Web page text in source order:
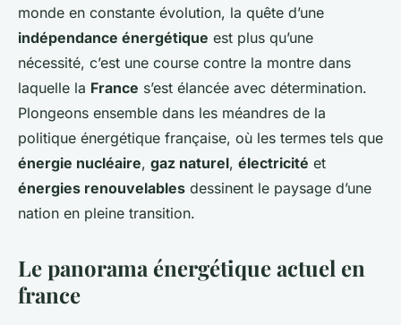
monde en constante évolution, la quête d’une
indépendance énergétique est plus qu’une
nécessité, c’est une course contre la montre dans
laquelle la France s’est élancée avec détermination.
Plongeons ensemble dans les méandres de la
politique énergétique française, où les termes tels que
énergie nucléaire, gaz naturel, électricité et
énergies renouvelables dessinent le paysage d’une
nation en pleine transition.
Le panorama énergétique actuel en
france